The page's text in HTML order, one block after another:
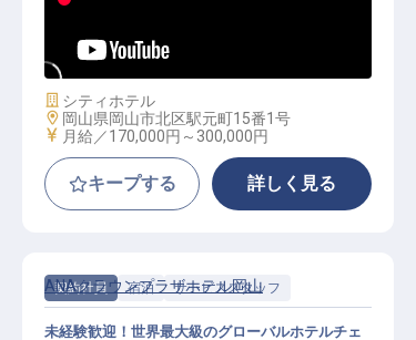
／賞与年2回／正社員登用制度）
施設業態
シティホテル
勤務地
岡山県岡山市北区駅元町15番1号
給与
月給／170,000円～ 300,000円
キープする 詳しく見る
契約社員 宿泊 サービススタッフ
ANAクラウンプラザホテル岡山
未経験歓迎！世界最大級のグローバルホテルチェ